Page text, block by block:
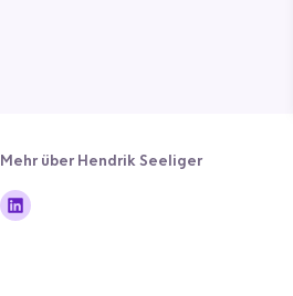
Mehr über Hendrik Seeliger